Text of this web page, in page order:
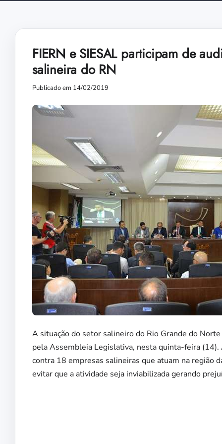
FIERN e SIESAL participam de
salineira do RN
Publicado em 14/02/2019
A situação do setor salineiro do Rio Grande do
pela Assembleia Legislativa, nesta quinta-feira
contra 18 empresas salineiras que atuam na região
evitar que a atividade seja inviabilizada gerando